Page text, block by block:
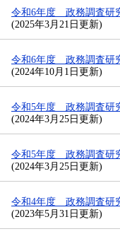
令和6年度 政務調査研
(2025年3月21日更新)
令和6年度 政務調査研
(2024年10月1日更新)
令和5年度 政務調査研
(2024年3月25日更新)
令和5年度 政務調査研
(2024年3月25日更新)
令和4年度 政務調査研
(2023年5月31日更新)